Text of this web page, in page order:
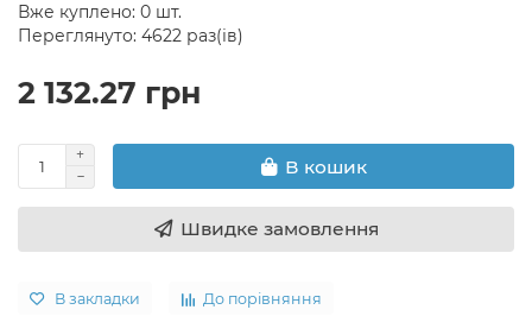
Вже куплено: 0 шт.
Переглянуто: 4622 раз(ів)
2 132.27 грн
В кошик
Швидке замовлення
В закладки До порівняння